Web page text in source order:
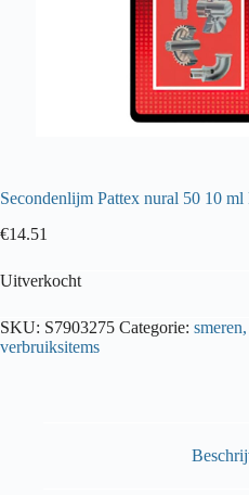
Secondenlijm Pattex nural 50 10
€14.51
Uitverkocht
SKU: S7903275 Categorie:
verbruiksitems